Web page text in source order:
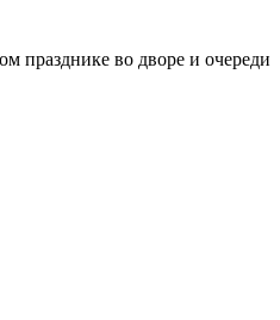
празднике во дворе и очереди